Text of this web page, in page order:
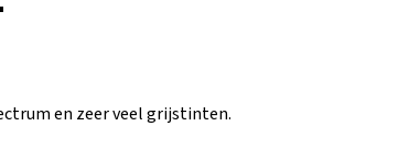
en zeer veel grijstinten.